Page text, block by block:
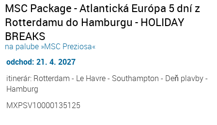
MSC Package - Atlantická Európa 5 dní z
Rotterdamu do Hamburgu - HOLIDAY
BREAKS
na palube »MSC Preziosa«
odchod: 21. 4. 2027
itinerár: Rotterdam - Le Havre - Southampton - Deň plavby -
Hamburg
MXPSV10000135125